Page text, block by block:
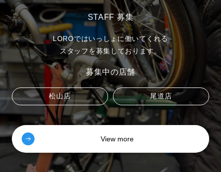
STAFF 募集
LOROではいっしょに働いてくれる
スタッフを募集しております。
募集中の店舗
松山店 尾道店
View more